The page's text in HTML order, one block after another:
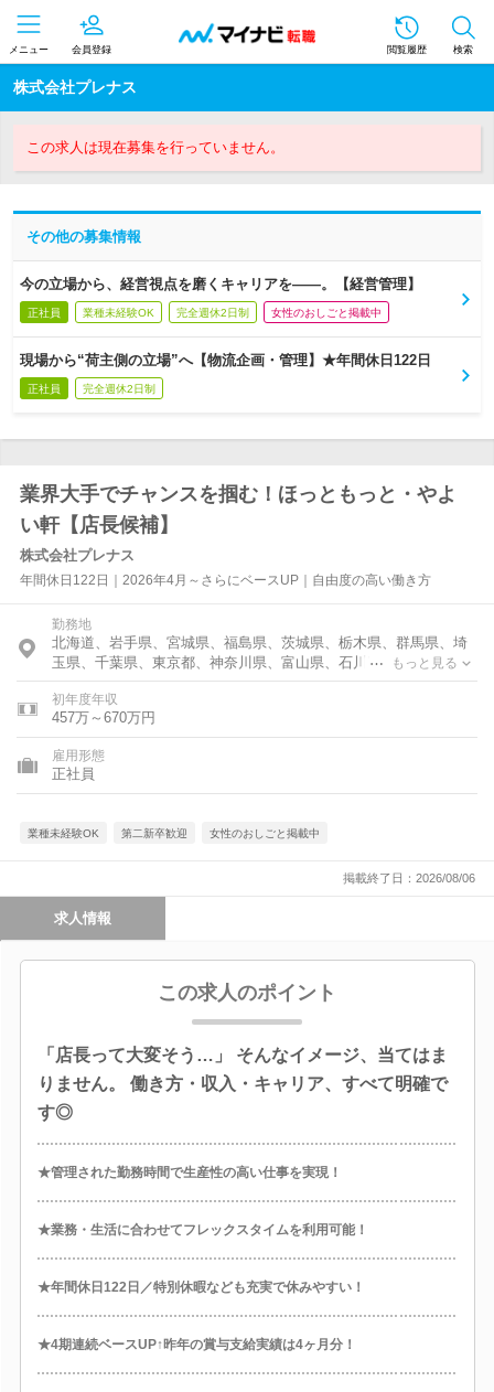
メニュー 会員登録 閲覧履歴 検索
株式会社プレナス
この求人は現在募集を行っていません。
その他の募集情報
今の立場から、経営視点を磨くキャリアを――。【経営管理】
正社員 業種未経験OK 完全週休2日制 女性のおしごと掲載中
現場から“荷主側の立場”へ【物流企画・管理】★年間休日122日
正社員 完全週休2日制
業界大手でチャンスを掴む！ほっともっと・やよ
い軒【店長候補】
株式会社プレナス
年間休日122日｜2026年4月～さらにベースUP｜自由度の高い働き方
勤務地
北海道、岩手県、宮城県、福島県、茨城県、栃木県、群馬県、埼
玉県、千葉県、東京都、神奈川県、富山県、石川県、福井県、新
潟県、山梨県、長野県、岐阜県、静岡県、愛知県、三重県、滋賀
県、京都府、大阪府、兵庫県、奈良県、和歌山県、鳥取県、島根
県、岡山県、広島県、山口県、徳島県、香川県、愛媛県、高知
県、福岡県、佐賀県、長崎県、熊本県、大分県、宮崎県、鹿児島
県
もっと見る
初年度年収
457万～670万円
雇用形態
正社員
業種未経験OK 第二新卒歓迎 女性のおしごと掲載中
掲載終了日：2026/08/06
求人情報
この求人のポイント
「店長って大変そう…」 そんなイメージ、当てはま
りません。 働き方・収入・キャリア、すべて明確で
す◎
★管理された勤務時間で生産性の高い仕事を実現！
★業務・生活に合わせてフレックスタイムを利用可能！
★年間休日122日／特別休暇なども充実で休みやすい！
★4期連続ベースUP↑昨年の賞与支給実績は4ヶ月分！